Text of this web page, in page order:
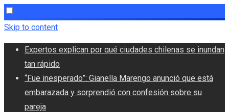
Skip to content
Expertos explican por qué ciudades chilenas se inundan
tan rápido
“Fue inesperado”: Gianella Marengo anunció que está
embarazada y sorprendió con confesión sobre su
pareja